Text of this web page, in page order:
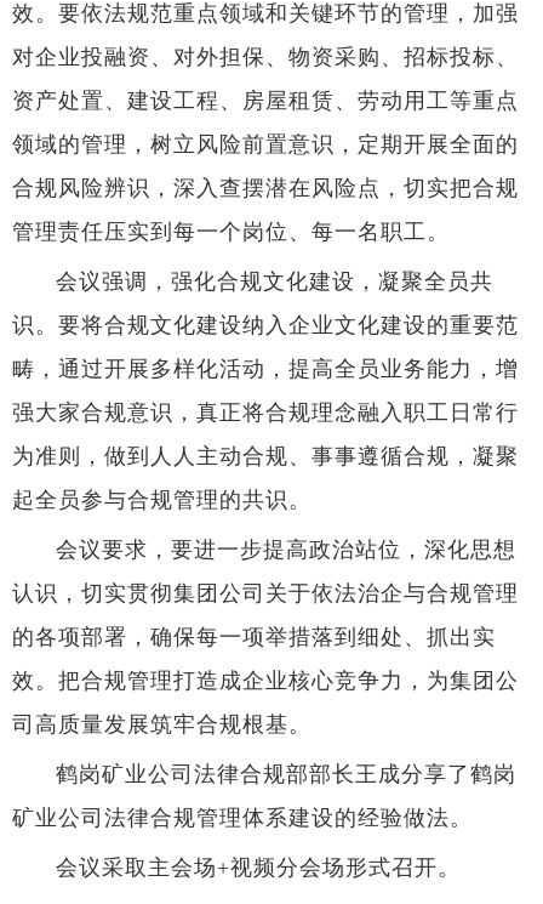
效。要依法规范重点领域和关键环节的管理，加强
对企业投融资、对外担保、物资采购、招标投标、
资产处置、建设工程、房屋租赁、劳动用工等重点
领域的管理，树立风险前置意识，定期开展全面的
合规风险辨识，深入查摆潜在风险点，切实把合规
管理责任压实到每一个岗位、每一名职工。
会议强调，强化合规文化建设，凝聚全员共
识。要将合规文化建设纳入企业文化建设的重要范
畴，通过开展多样化活动，提高全员业务能力，增
强大家合规意识，真正将合规理念融入职工日常行
为准则，做到人人主动合规、事事遵循合规，凝聚
起全员参与合规管理的共识。
会议要求，要进一步提高政治站位，深化思想
认识，切实贯彻集团公司关于依法治企与合规管理
的各项部署，确保每一项举措落到细处、抓出实
效。把合规管理打造成企业核心竞争力，为集团公
司高质量发展筑牢合规根基。
鹤岗矿业公司法律合规部部长王成分享了鹤岗
矿业公司法律合规管理体系建设的经验做法。
会议采取主会场+视频分会场形式召开。